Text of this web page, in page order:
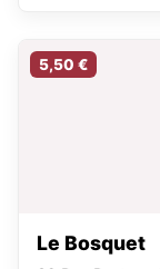
5,50 €
Le Bosquet